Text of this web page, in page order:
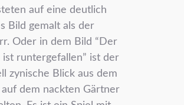
auf eine deutlich
Bild gemalt als der
Oder in dem Bild “Der
ist runtergefallen” ist der
zynische Blick aus dem
auf dem nackten Gärtner